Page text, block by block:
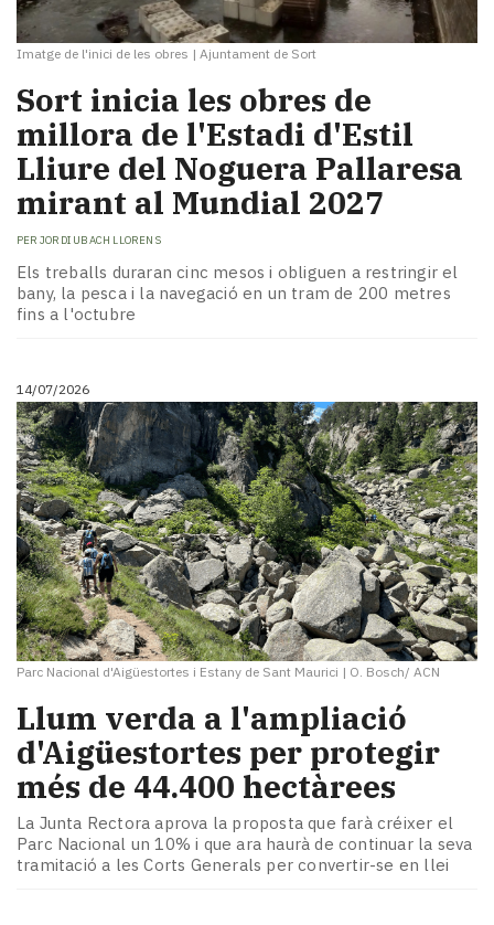
Imatge de l'inici de les obres | Ajuntament de Sort
​Sort inicia les obres de
millora de l'Estadi d'Estil
Lliure del Noguera Pallaresa
mirant al Mundial 2027
PER JORDI UBACH LLORENS
Els treballs duraran cinc mesos i obliguen a restringir el
bany, la pesca i la navegació en un tram de 200 metres
fins a l'octubre
14/07/2026
Parc Nacional d'Aigüestortes i Estany de Sant Maurici | O. Bosch/ ACN
Llum verda a l'ampliació
d'Aigüestortes per protegir
més de 44.400 hectàrees
La Junta Rectora aprova la proposta que farà créixer el
Parc Nacional un 10% i que ara haurà de continuar la seva
tramitació a les Corts Generals per convertir-se en llei